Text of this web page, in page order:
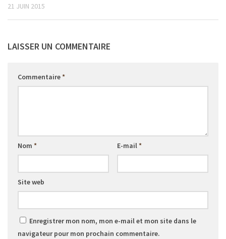
21 JUIN 2015
LAISSER UN COMMENTAIRE
Commentaire*
Nom * E-mail*
Site web
Enregistrer mon nom, mon e-mail et mon site dans le
navigateur pour mon prochain commentaire.